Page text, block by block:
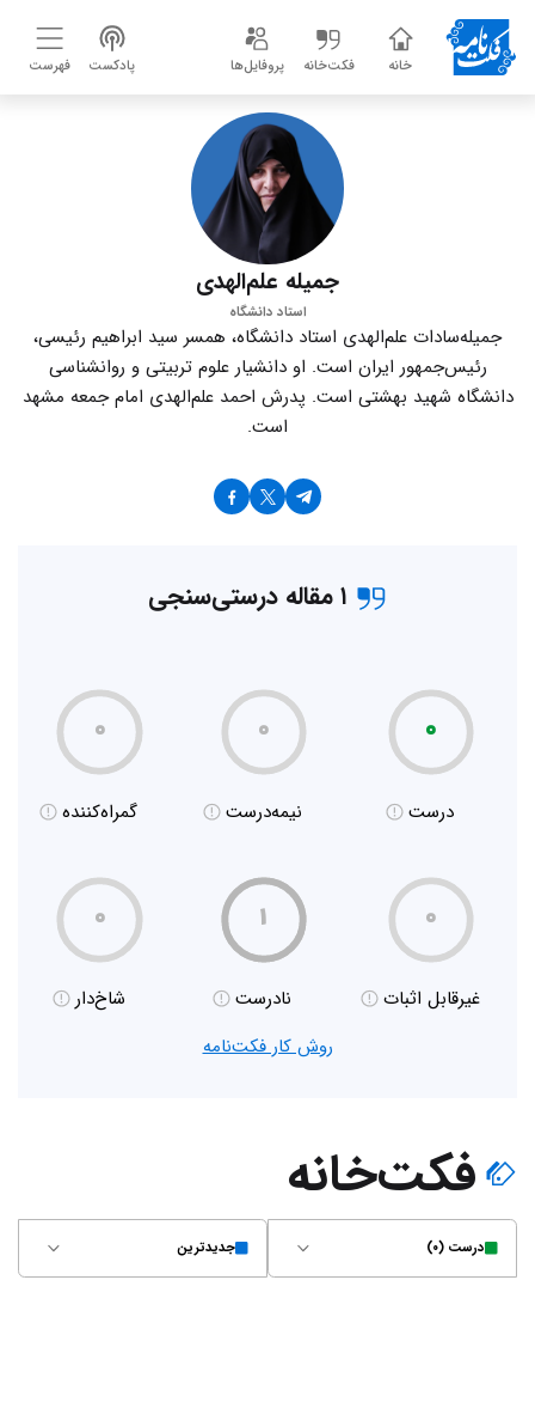
خانه فکت‌خانه پروفایل‌ها پادکست فهرست
جمیله علم‌الهدی
استاد دانشگاه
جمیله‌سادات علم‌الهدی استاد دانشگاه، همسر سید ابراهیم رئیسی،
رئیس‌جمهور ایران است. او دانشیار علوم تربیتی و روانشناسی
دانشگاه شهید بهشتی است. پدرش احمد علم‌الهدی امام جمعه مشهد
است.
۱ مقاله درستی‌سنجی
۰
درست
۰
نیمه‌درست
۰
گمراه‌کننده
۰
غیر‌قابل اثبات
۱
نادرست
۰
شاخ‌دار
روش کار فکت‌نامه
فکت‌خانه
درست (۰) جدیدترین